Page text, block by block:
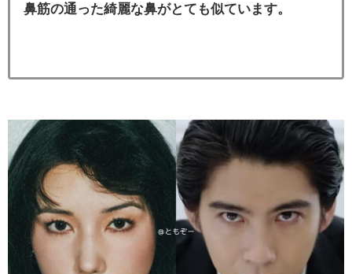
鼻筋の通った綺麗な鼻がとても似ています。